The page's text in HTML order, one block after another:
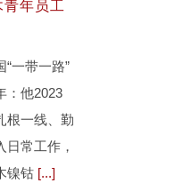
年员工
一带一路”
：他2023
根一线、勤
常工作，
镍钴 [...]